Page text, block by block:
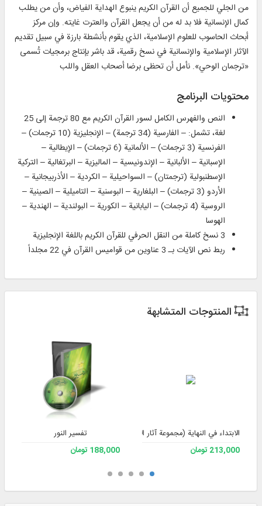
من الجلي للجميع أن القرآن الكريم ينبوع الهداية الفياض، وأن من يطلب
كمال الإنسانية فلا بد له من أن يجعل القرآن والعترت غايته. وإن مركز
أبحاث الحاسوب للعلوم الإسلامية، الذي يقوم بأنشطة بارزة في سبيل تقديم
الآثار الإسلامية والإنسانية في نسخ رقمية، قد باشر بإنتاج برمجيات تُسمى
«ترجمان الوحي». نأمل أن تحظى برضا أصحاب العقل واللب
محتويات البرنامج
النص والفهرس الكامل لسور القرآن الكريم مع 80 ترجمة إلى 25
لغة، تشمل: – الفارسية (34 ترجمة) – الإنجليزية (10 ترجمات) –
الفرنسية (3 ترجمات) – الألمانية (6 ترجمات) – الإيطالية –
الإسبانية – الألبانية – الإندونيسية – الماليزية – البرتغالية – التركية
الإسطنبولية (ترجمتان) – السواحيلية – الكردية – الأذربيجانية –
الأردو (3 ترجمات) – البلغارية – البوسنية – التاميلية – الصينية –
الروسية (4 ترجمات) – اليابانية – الكورية – البولندية – الهندية –
الهوسا
3 نسخ كاملة من النقل الحرفي للقرآن الكريم باللغة الإنجليزية
ربط نص الآيات بـ 3 عناوين من قواميس القرآن في 22 مجلداً
المنتوجات المتشابهة
الابتداء في النهاية (مجموعة آثار الأستاذ علي صفايي حائري - رحمه الله) - الإصدار
213,000 تومان
تفسیر النور
188,000 تومان